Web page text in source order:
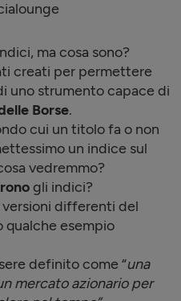
ma cosa sono?
creati per permettere
uno strumento capace di
Borse.
cui un titolo fa o non
un indice sul
vedremmo?
gli indici?
versioni differenti del
qualche esempio
definito come “una
mercato azionario per